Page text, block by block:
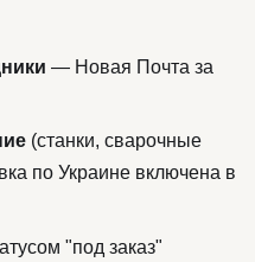
— Новая Почта за
(станки, сварочные
по Украине включена в
"под заказ"